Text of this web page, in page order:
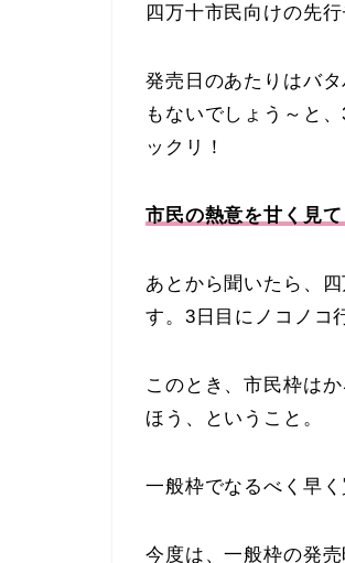
四万十市民向けの先
発売日のあたりはバ
もないでしょう～と
ックリ！
市民の熱意を甘く見て
あとから聞いたら、
す。3日目にノコノコ
このとき、市民枠は
ほう、ということ。
一般枠でなるべく早
今度は、一般枠の発